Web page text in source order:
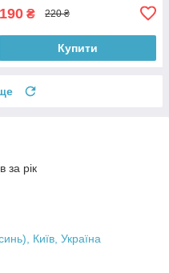
190 ₴ 220 ₴
Купити
за рік
Київ, Україна